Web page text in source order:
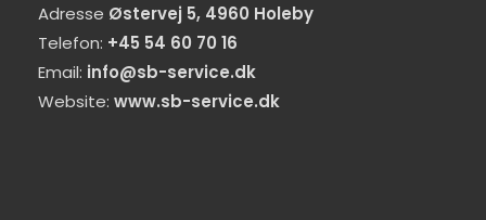
Adresse Østervej 5, 4960 Holeby
Telefon: +45 54 60 70 16
Email: info@sb-service.dk
Website: www.sb-service.dk